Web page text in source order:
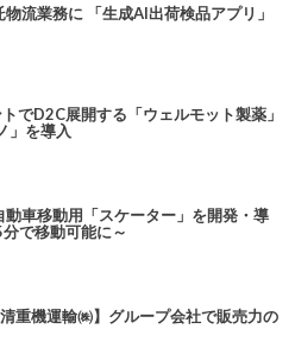
流業務に 「生成AI出荷検品アプリ」
でD2C展開する「ウェルモット製薬」
」を導入
車移動用「スケーター」を開発・導
で移動可能に～
重機運輸㈱】グループ会社で販売力の